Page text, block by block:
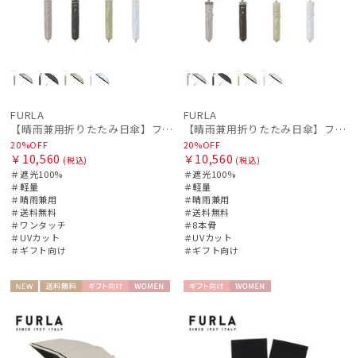
FURLA
【晴雨兼用折りたたみ日傘】フルラ (FURLA) ジッパー刺繍 遮光100 UV100 簡単開閉 ジャンプ
20%OFF
￥10,560 (税込)
＃遮光100%
＃軽量
＃晴雨兼用
＃送料無料
＃ワンタッチ
＃UVカット
＃ギフト向け
FURLA
【晴雨兼用折りたたみ日傘】フルラ (FURLA) チェーン刺繍 遮光100 UV100 簡単開閉 ジャンプ
20%OFF
￥10,560 (税込)
＃遮光100%
＃軽量
＃晴雨兼用
＃送料無料
＃8本骨
＃UVカット
＃ギフト向け
料
向け
N